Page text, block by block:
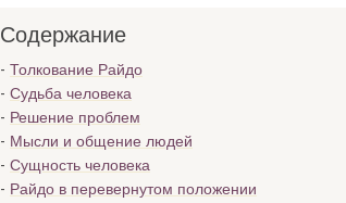
Содержание
Толкование Райдо
Судьба человека
Решение проблем
Мысли и общение людей
Сущность человека
Райдо в перевернутом положении